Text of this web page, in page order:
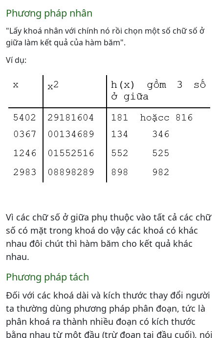
Phương pháp nhân
"Lấy khoá nhân với chính nó rồi chọn một số chữ số ở
giữa làm kết quả của hàm băm".
Ví dụ:
Vì các chữ số ở giữa phụ thuộc vào tất cả các chữ
số có mặt trong khoá do vậy các khoá có khác
nhau đôi chút thì hàm băm cho kết quả khác
nhau.
Phương pháp tách
Đối với các khoá dài và kích thước thay đổi người
ta thường dùng phương pháp phân đoạn, tức là
phân khoá ra thành nhiều đoạn có kích thước
bằng nhau từ một đầu (trừ đoạn tại đầu cuối), nói